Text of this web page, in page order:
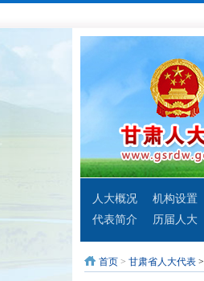
人大概况
机构设置
代表简介
历届人大
首页 > 甘肃省人大代表 >